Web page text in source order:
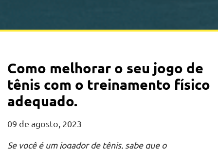
Como melhorar o seu jogo de
tênis com o treinamento físico
adequado.
09 de agosto, 2023
Se você é um jogador de tênis, sabe que o